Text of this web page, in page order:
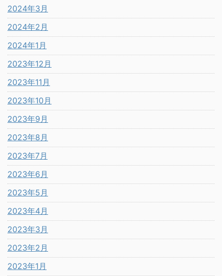
2024年3月
2024年2月
2024年1月
2023年12月
2023年11月
2023年10月
2023年9月
2023年8月
2023年7月
2023年6月
2023年5月
2023年4月
2023年3月
2023年2月
2023年1月